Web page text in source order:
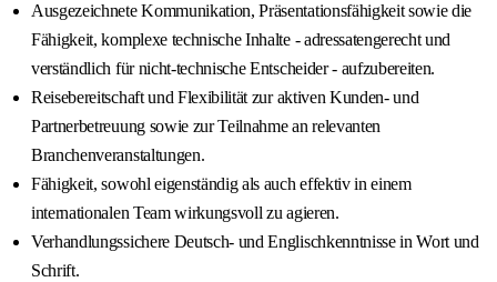
Ausgezeichnete Kommunikation, Präsentationsfähigkeit sowie die
Fähigkeit, komplexe technische Inhalte - adressatengerecht und
verständlich für nicht-technische Entscheider - aufzubereiten.
Reisebereitschaft und Flexibilität zur aktiven Kunden- und
Partnerbetreuung sowie zur Teilnahme an relevanten
Branchenveranstaltungen.
Fähigkeit, sowohl eigenständig als auch effektiv in einem
internationalen Team wirkungsvoll zu agieren.
Verhandlungssichere Deutsch- und Englischkenntnisse in Wort und
Schrift.